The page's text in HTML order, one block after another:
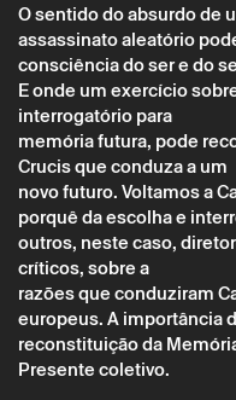
O sentido do absurdo de
assassinato aleatório
consciência do ser e do
E onde um exercício
interrogatório para
memória futura, pode
Crucis que conduza a um
novo futuro. Voltamos a
porquê da escolha e
outros, neste caso,
críticos, sobre a
razões que conduziram
europeus. A importância
reconstituição da
Presente coletivo.
Terça 10 outubro→
O ESTRANGEIRO